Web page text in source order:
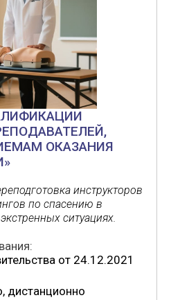
ОКАЗАНИЯ
инструкторов
по спасению в
ситуациях.
от 24.12.2021
дистанционно